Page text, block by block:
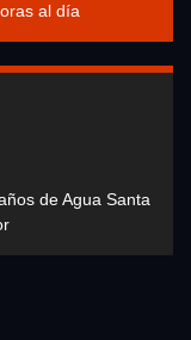
al día
de Agua Santa